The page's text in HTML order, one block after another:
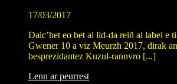
17/03/2017
Dalc’het eo bet al lid-da reiñ al label e
Gwener 10 a viz Meurzh 2017, dirak
besprezidantez Kuzul-rannvro [...]
Lenn ar peurrest